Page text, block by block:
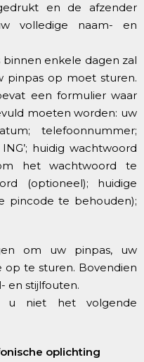
en de afzender
volledige naam- en
enkele dagen zal
pinpas op moet sturen.
een formulier waar
moeten worden: uw
telefoonnummer;
huidig wachtwoord
het wachtwoord te
(optioneel); huidige
pincode te behouden);
om uw pinpas, uw
te sturen. Bovendien
en stijlfouten.
u niet het volgende
oplichting